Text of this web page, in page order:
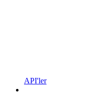
API'ler